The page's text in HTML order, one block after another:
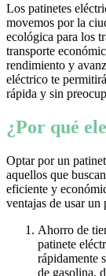
Los patinetes
movemos por la
ecológica para los
transporte
rendimiento y
eléctrico te
rápida y sin
¿Por qué
Optar por un
aquellos que
eficiente y
ventajas de usar un
Ahorro de
patinete
rápidamente
de gasolina,